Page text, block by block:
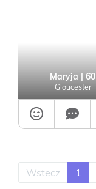
Maryja | 60
Gloucester
Wstecz 1